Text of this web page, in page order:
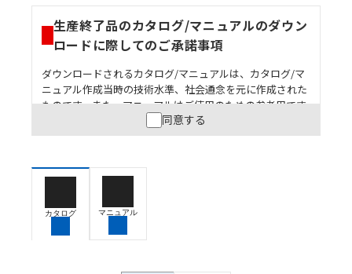
生産終了品のカタログ/マニュアルのダウン
ロードに際してのご承諾事項
ダウンロードされるカタログ/マニュアルは、カタログ/マ
ニュアル作成当時の技術水準、社会通念を元に作成された
ものです。また、マニュアルはご使用のための参考用です
ので、ご使用にあたっての安全性については十分にご配慮
ください。以下の内容をご承諾の上、ご利用ください。
うな用途に使用される場合には、システム全体として
保できるよう設計されていること、および本製品が全
ていることを、必ず事前に確認してください。
同意する
カタログ マニュアル